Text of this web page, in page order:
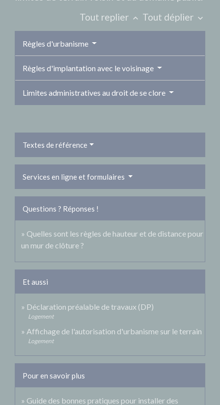
Tout replier keyboard_arrow_up Tout déplier keyboard_arrow_down
Règles d'urbanisme
Règles d'implantation avec le voisinage
Limites administratives au droit de se clore
Textes de référence
Services en ligne et formulaires
Questions ? Réponses !
Quelles sont les règles de hauteur et de distance pour
un mur de clôture ?
Et aussi
Déclaration préalable de travaux (DP)
Logement
Affichage de l'autorisation d'urbanisme sur le terrain
Logement
Pour en savoir plus
Guide des bonnes pratiques pour installer des